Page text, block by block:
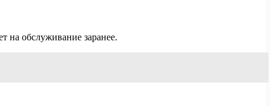
на обслуживание заранее.